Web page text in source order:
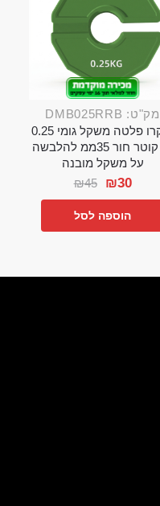
מק"ט: DMB025RRB
מיקרו פלטה משקל גומי 0.25
קג קוטר חור 35ממ להלבשה
על משקל מובנה
₪45 ₪30
הוספה לסל